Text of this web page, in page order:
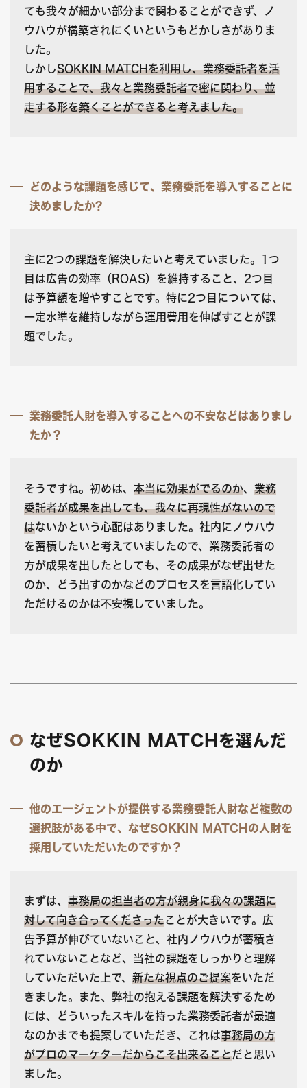
ても我々が細かい部分まで関わることができず、ノ
ウハウが構築されにくいというもどかしさがありま
した。
しかしSOKKIN MATCHを利用し、業務委託者を活
用することで、我々と業務委託者で密に関わり、並
走する形を築くことができると考えました。
どのような課題を感じて、業務委託を導入することに
決めましたか?
主に2つの課題を解決したいと考えていました。1つ
目は広告の効率（ROAS）を維持すること、2つ目
は予算額を増やすことです。特に2つ目については、
一定水準を維持しながら運用費用を伸ばすことが課
題でした。
業務委託人財を導入することへの不安などはありまし
たか？
そうですね。初めは、 本当に効果がでるのか、 業務
委託者が成果を出しても、我々に再現性がないので
はないかという心配はありました。社内にノウハウ
を蓄積したいと考えていましたので、業務委託者の
方が成果を出したとしても、その成果がなぜ出せた
のか、どう出すのかなどのプロセスを言語化してい
ただけるのかは不安視していました。
なぜSOKKIN MATCHを選んだ
のか
他のエージェントが提供する業務委託人財など複数の
選択肢がある中で、なぜSOKKIN MATCHの人財を
採用していただいたのですか？
まずは、 事務局の担当者の方が親身に我々の課題に
対して向き合ってくださったことが大きいです。広
告予算が伸びていないこと、社内ノウハウが蓄積さ
れていないことなど、当社の課題をしっかりと理解
していただいた上で、 新たな視点のご提案をいただ
きました。また、弊社の抱える課題を解決するため
には、どういったスキルを持った業務委託者が最適
なのかまでも提案していただき、これは事務局の方
がプロのマーケターだからこそ出来ることだと思い
ました。